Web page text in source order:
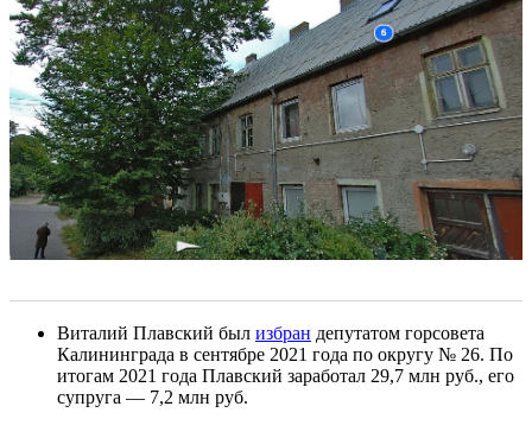
Виталий Плавский был избран депутатом горсовета
Калининграда в сентябре 2021 года по округу № 26. По
итогам 2021 года Плавский заработал 29,7 млн руб., его
супруга — 7,2 млн руб.